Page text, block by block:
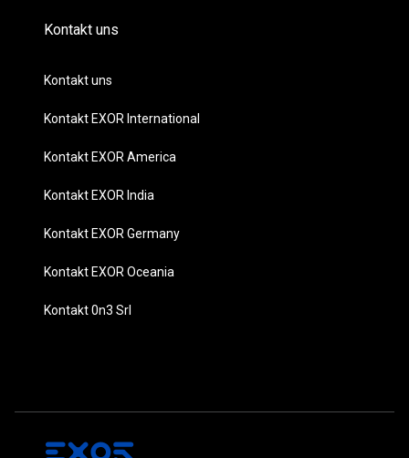
Kontakt uns
Kontakt uns
Kontakt EXOR International
Kontakt EXOR America
Kontakt EXOR India
Kontakt EXOR Germany
Kontakt EXOR Oceania
Kontakt 0n3 Srl